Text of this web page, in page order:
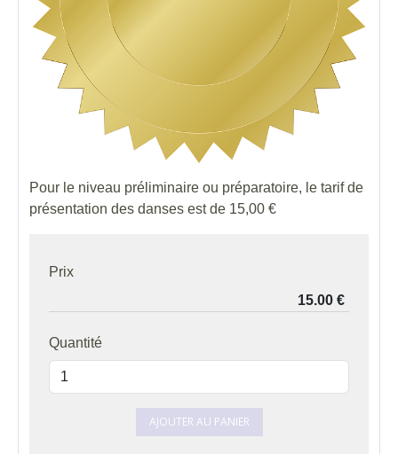
Pour le niveau préliminaire ou préparatoire, le tarif de
présentation des danses est de 15,00 €
Prix
Quantité
AJOUTER AU PANIER